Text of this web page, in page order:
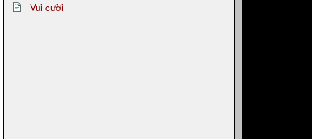
Vui cười